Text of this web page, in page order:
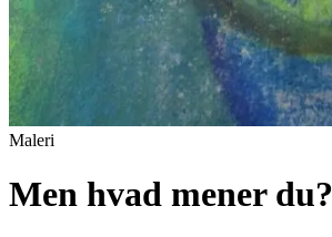
Maleri
Men hvad mener du?